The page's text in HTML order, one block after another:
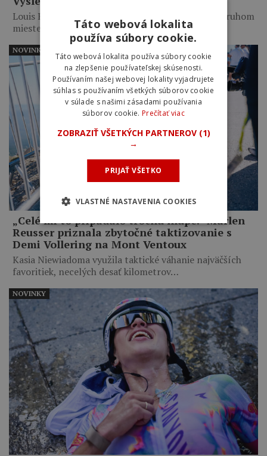
Louis Barré vyhral po 14-kilometrovom sóle. Na druhom
mieste skončil…
„Celé mi to pripadalo trochu hlúpe.“ Marlen
Reusser priznala zbytočné taktizovanie s
Demi Vollering na Mont Ventoux
Kasia Niewiadoma využila taktické váhanie najväčších
favoritiek, necelých desať kilometrov…
NOVINKY
NOVINKY
Táto webová lokalita
používa súbory cookie.
Táto webová lokalita používa súbory cookie
na zlepšenie používateľskej skúsenosti.
Používaním našej webovej lokality vyjadrujete
súhlas s používaním všetkých súborov cookie
v súlade s našimi zásadami používania
súborov cookie. Prečítať viac
ZOBRAZIŤ VŠETKÝCH PARTNEROV (1)
→
PRIJAŤ VŠETKO
VLASTNÉ NASTAVENIA COOKIES